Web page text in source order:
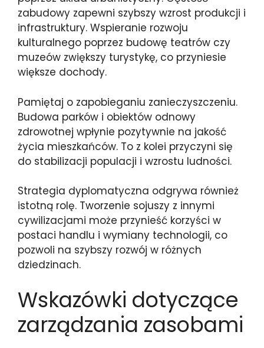
zabudowy zapewni szybszy wzrost produkcji i
infrastruktury. Wspieranie rozwoju
kulturalnego poprzez budowę teatrów czy
muzeów zwiększy turystykę, co przyniesie
większe dochody.
Pamiętaj o zapobieganiu zanieczyszczeniu.
Budowa parków i obiektów odnowy
zdrowotnej wpłynie pozytywnie na jakość
życia mieszkańców. To z kolei przyczyni się
do stabilizacji populacji i wzrostu ludności.
Strategia dyplomatyczna odgrywa również
istotną rolę. Tworzenie sojuszy z innymi
cywilizacjami może przynieść korzyści w
postaci handlu i wymiany technologii, co
pozwoli na szybszy rozwój w różnych
dziedzinach.
Wskazówki dotyczące
zarządzania zasobami